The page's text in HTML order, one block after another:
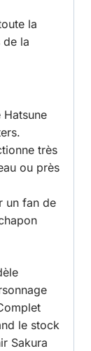
la
de la
très
ou près
un fan de
le stock
Sakura